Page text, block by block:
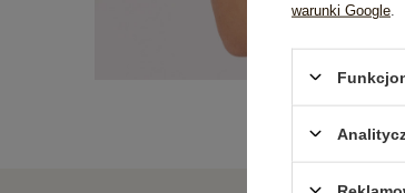
warunki Google